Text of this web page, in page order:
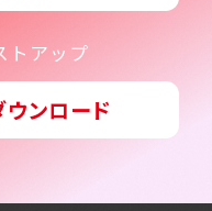
トアップ
ンロード